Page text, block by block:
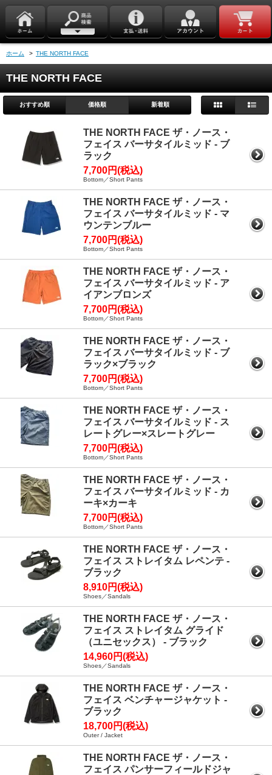
ホーム > THE NORTH FACE
THE NORTH FACE
おすすめ順 価格順 新着順
THE NORTH FACE ザ・ノース・
フェイス バーサタイルミッド - ブ
ラック
7,700円(税込)
Bottom／Short Pants
THE NORTH FACE ザ・ノース・
フェイス バーサタイルミッド - マ
ウンテンブルー
7,700円(税込)
Bottom／Short Pants
THE NORTH FACE ザ・ノース・
フェイス バーサタイルミッド - ア
イアンブロンズ
7,700円(税込)
Bottom／Short Pants
THE NORTH FACE ザ・ノース・
フェイス バーサタイルミッド - ブ
ラック×ブラック
7,700円(税込)
Bottom／Short Pants
THE NORTH FACE ザ・ノース・
フェイス バーサタイルミッド - ス
レートグレー×スレートグレー
7,700円(税込)
Bottom／Short Pants
THE NORTH FACE ザ・ノース・
フェイス バーサタイルミッド - カ
ーキ×カーキ
7,700円(税込)
Bottom／Short Pants
THE NORTH FACE ザ・ノース・
フェイス ストレイタム レペンテ -
ブラック
8,910円(税込)
Shoes／Sandals
THE NORTH FACE ザ・ノース・
フェイス ストレイタム グライド
（ユニセックス） - ブラック
14,960円(税込)
Shoes／Sandals
THE NORTH FACE ザ・ノース・
フェイス ベンチャージャケット -
ブラック
18,700円(税込)
Outer / Jacket
THE NORTH FACE ザ・ノース・
フェイス パンサーフィールドジャ